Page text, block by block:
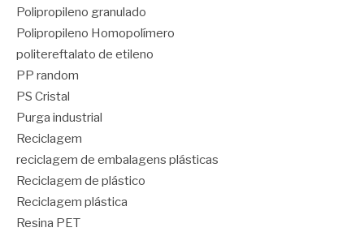
Polipropileno granulado
Polipropileno Homopolímero
politereftalato de etileno
PP random
PS Cristal
Purga industrial
Reciclagem
reciclagem de embalagens plásticas
Reciclagem de plástico
Reciclagem plástica
Resina PET